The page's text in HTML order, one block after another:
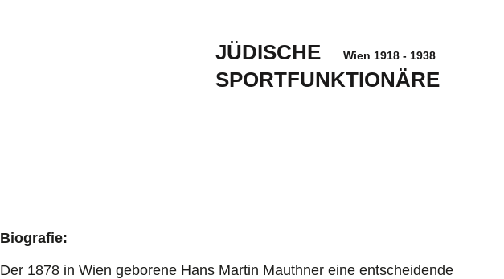
JÜDISCHE Wien 1918 - 1938
SPORTFUNKTIONÄRE
Biografie:
Der 1878 in Wien geborene Hans Martin Mauthner eine entscheidende